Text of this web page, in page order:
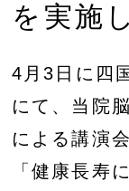
を実施
4月3日に四
にて、当院
による講演
「健康長寿